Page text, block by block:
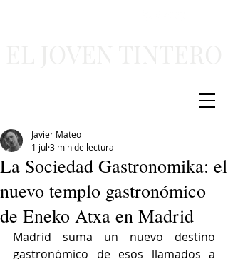
La Sociedad Gastronomika: el
nuevo templo gastronómico
de Eneko Atxa en Madrid
Javier Mateo
1 jul 3 min de lectura
Madrid suma un nuevo destino
gastronómico de esos llamados a